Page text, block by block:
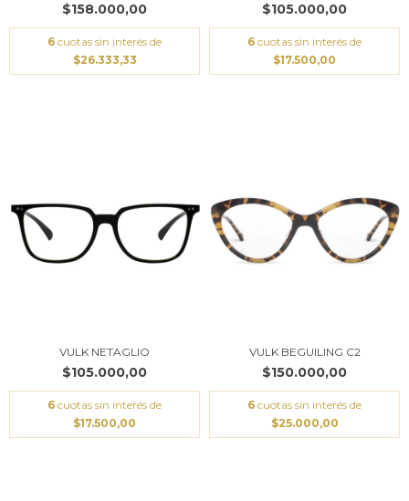
$158.000,00
6 cuotas sin interés de
$26.333,33
$105.000,00
6 cuotas sin interés de
$17.500,00
VULK NETAGLIO
$105.000,00
6 cuotas sin interés de
$17.500,00
VULK BEGUILING C2
$150.000,00
6 cuotas sin interés de
$25.000,00